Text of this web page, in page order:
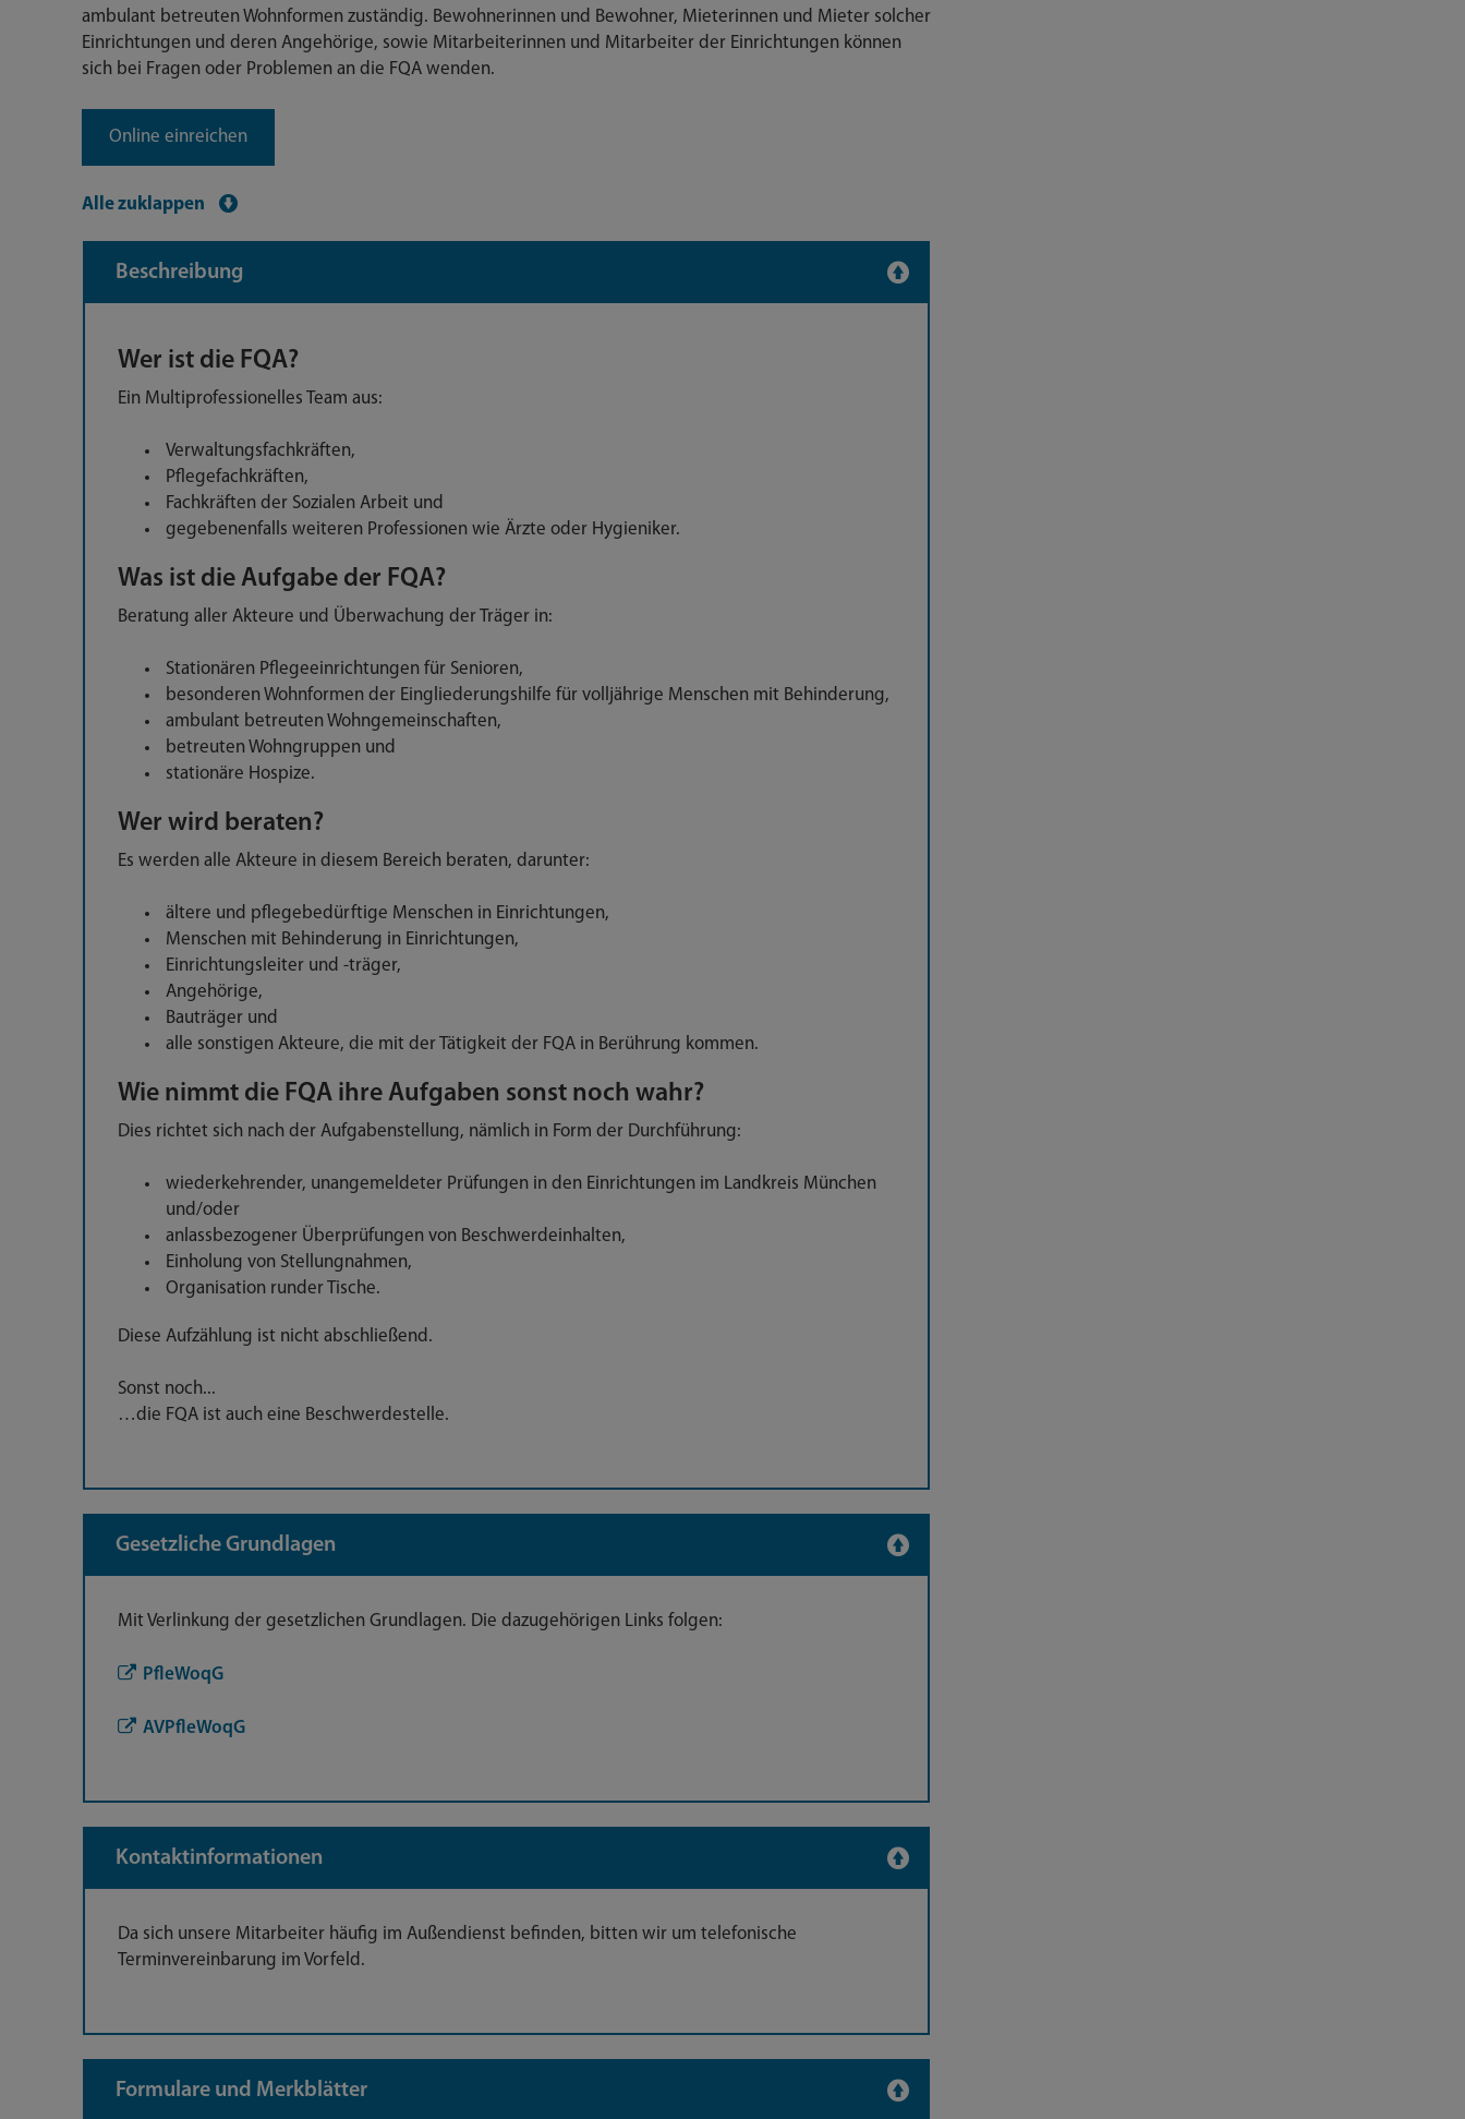
ambulant betreuten Wohnformen zuständig. Bewohnerinnen und Bewohner, Mieterinnen und Mieter solcher
Einrichtungen und deren Angehörige, sowie Mitarbeiterinnen und Mitarbeiter der Einrichtungen können
sich bei Fragen oder Problemen an die FQA wenden.
Online einreichen
Alle zuklappen
Beschreibung
Wer ist die FQA?
Ein Multiprofessionelles Team aus:
Verwaltungsfachkräften,
Pflegefachkräften,
Fachkräften der Sozialen Arbeit und
gegebenenfalls weiteren Professionen wie Ärzte oder Hygieniker.
Was ist die Aufgabe der FQA?
Beratung aller Akteure und Überwachung der Träger in:
Stationären Pflegeeinrichtungen für Senioren,
besonderen Wohnformen der Eingliederungshilfe für volljährige Menschen mit Behinderung,
ambulant betreuten Wohngemeinschaften,
betreuten Wohngruppen und
stationäre Hospize.
Wer wird beraten?
Es werden alle Akteure in diesem Bereich beraten, darunter:
ältere und pflegebedürftige Menschen in Einrichtungen,
Menschen mit Behinderung in Einrichtungen,
Einrichtungsleiter und -träger,
Angehörige,
Bauträger und
alle sonstigen Akteure, die mit der Tätigkeit der FQA in Berührung kommen.
Wie nimmt die FQA ihre Aufgaben sonst noch wahr?
Dies richtet sich nach der Aufgabenstellung, nämlich in Form der Durchführung:
wiederkehrender, unangemeldeter Prüfungen in den Einrichtungen im Landkreis München
und/oder
anlassbezogener Überprüfungen von Beschwerdeinhalten,
Einholung von Stellungnahmen,
Organisation runder Tische.
Diese Aufzählung ist nicht abschließend.
Sonst noch...
…die FQA ist auch eine Beschwerdestelle.
Gesetzliche Grundlagen
Mit Verlinkung der gesetzlichen Grundlagen. Die dazugehörigen Links folgen:
PfleWoqG
AVPfleWoqG
Kontaktinformationen
Da sich unsere Mitarbeiter häufig im Außendienst befinden, bitten wir um telefonische
Terminvereinbarung im Vorfeld.
Formulare und Merkblätter